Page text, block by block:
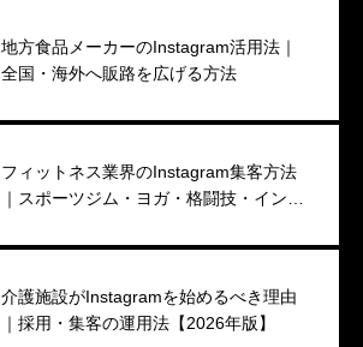
地方食品メーカーのInstagram活用法｜
全国・海外へ販路を広げる方法
フィットネス業界のInstagram集客方法
｜スポーツジム・ヨガ・格闘技・インド
介護施設がInstagramを始めるべき理由
｜採用・集客の運用法【2026年版】